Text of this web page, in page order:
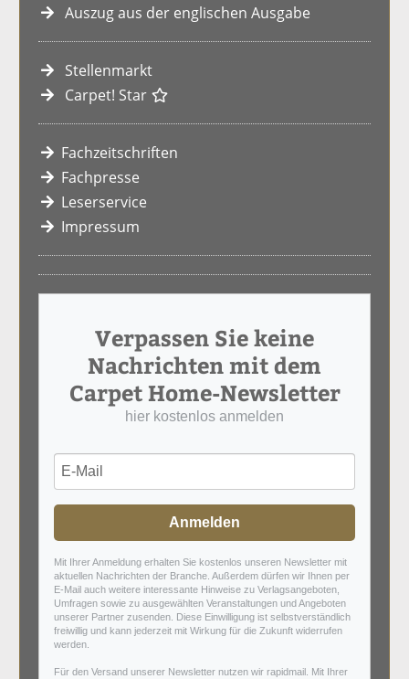
Auszug aus der englischen Ausgabe
Stellenmarkt
Carpet! Star
Fachzeitschriften
Fachpresse
Leserservice
Impressum
Verpassen Sie keine
Nachrichten mit dem
Carpet Home-Newsletter
hier kostenlos anmelden
Anmelden
Mit Ihrer Anmeldung erhalten Sie kostenlos unseren Newsletter mit
aktuellen Nachrichten der Branche. Außerdem dürfen wir Ihnen per
E-Mail auch weitere interessante Hinweise zu Verlagsangeboten,
Umfragen sowie zu ausgewählten Veranstaltungen und Angeboten
unserer Partner zusenden. Diese Einwilligung ist selbstverständlich
freiwillig und kann jederzeit mit Wirkung für die Zukunft widerrufen
werden.
Für den Versand unserer Newsletter nutzen wir rapidmail. Mit Ihrer